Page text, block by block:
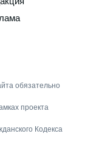
обязательно
проекта
Кодекса